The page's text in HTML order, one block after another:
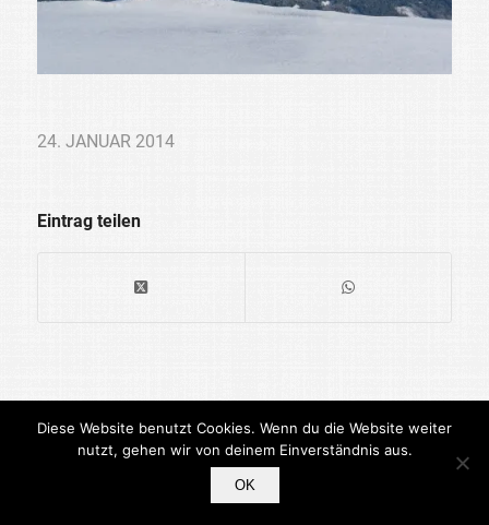
24. JANUAR 2014
Eintrag teilen
Datenschutz
Diese Website benutzt Cookies. Wenn du die Website weiter
nutzt, gehen wir von deinem Einverständnis aus.
OK